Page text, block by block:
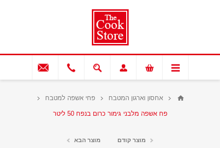
אחסון וארגון המטבח פחי אשפה למטבח
פח אשפה מלבני גימור כרום בנפח 50 ליטר
מוצר קודם מוצר הבא